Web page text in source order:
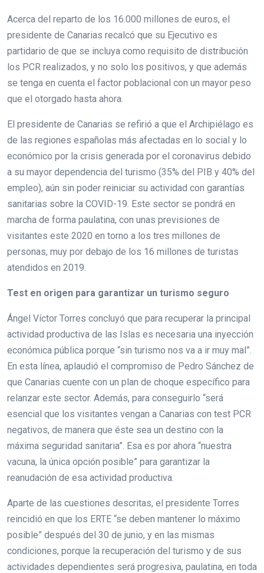
Acerca del reparto de los 16.000 millones de euros, el
presidente de Canarias recalcó que su Ejecutivo es
partidario de que se incluya como requisito de distribución
los PCR realizados, y no solo los positivos, y que además
se tenga en cuenta el factor poblacional con un mayor peso
que el otorgado hasta ahora.
El presidente de Canarias se refirió a que el Archipiélago es
de las regiones españolas más afectadas en lo social y lo
económico por la crisis generada por el coronavirus debido
a su mayor dependencia del turismo (35% del PIB y 40% del
empleo), aún sin poder reiniciar su actividad con garantías
sanitarias sobre la COVID-19. Este sector se pondrá en
marcha de forma paulatina, con unas previsiones de
visitantes este 2020 en torno a los tres millones de
personas, muy por debajo de los 16 millones de turistas
atendidos en 2019.
Test en origen para garantizar un turismo seguro
Ángel Víctor Torres concluyó que para recuperar la principal
actividad productiva de las Islas es necesaria una inyección
económica pública porque “sin turismo nos va a ir muy mal”.
En esta línea, aplaudió el compromiso de Pedro Sánchez de
que Canarias cuente con un plan de choque específico para
relanzar este sector. Además, para conseguirlo “será
esencial que los visitantes vengan a Canarias con test PCR
negativos, de manera que éste sea un destino con la
máxima seguridad sanitaria”. Esa es por ahora “nuestra
vacuna, la única opción posible” para garantizar la
reanudación de esa actividad productiva.
Aparte de las cuestiones descritas, el presidente Torres
reincidió en que los ERTE “se deben mantener lo máximo
posible” después del 30 de junio, y en las mismas
condiciones, porque la recuperación del turismo y de sus
actividades dependientes será progresiva, paulatina, en toda